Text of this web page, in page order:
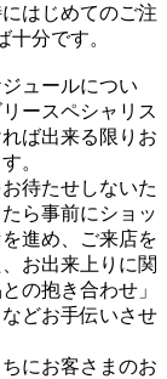
はじめてのご注
十分です。
ュールについ
ースペシャリス
ば出来る限りお
。
待たせしないた
ら事前にショッ
進め、ご来店を
お出来上りに関
の抱き合わせ」
どお手伝いさせ
にお客さまのお